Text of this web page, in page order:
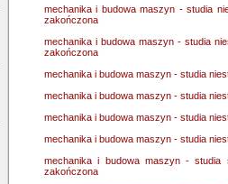
mechanika i budowa maszyn - studia
zakończona
mechanika i budowa maszyn - studia
zakończona
mechanika i budowa maszyn - studia
mechanika i budowa maszyn - studia
mechanika i budowa maszyn - studia
mechanika i budowa maszyn - studia
mechanika i budowa maszyn - studia
zakończona